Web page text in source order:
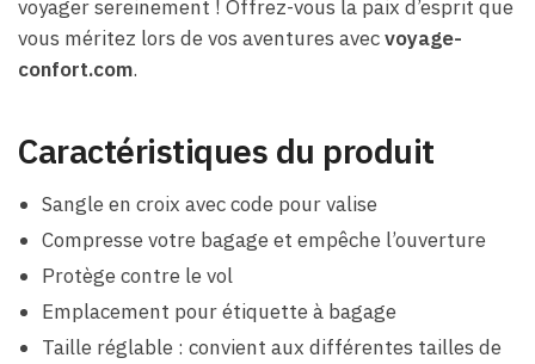
voyager sereinement ! Offrez-vous la paix d’esprit que
vous méritez lors de vos aventures avecvoyage-
confort.com.
Caractéristiques du produit
Sangle en croix avec code pour valise
Compresse votre bagage et empêche l’ouverture
Protège contre le vol
Emplacement pour étiquette à bagage
Taille réglable : convient aux différentes tailles de